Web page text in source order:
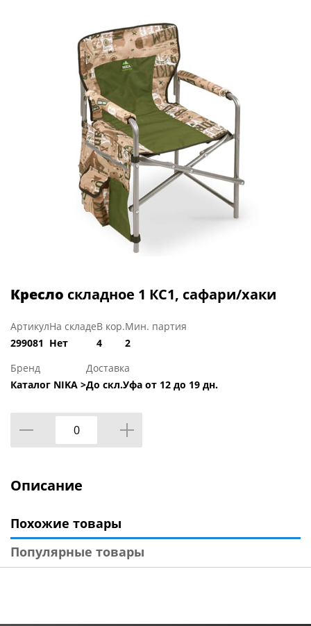
Кресло складное 1 КС1, сафари/хаки
Артикул
299081
На складе
Нет
В кор.
4
Мин. партия
2
Бренд
Каталог NIKA >
Доставка
До скл.Уфа от 12 до 19 дн.
Описание
Похожие товары
Популярные товары